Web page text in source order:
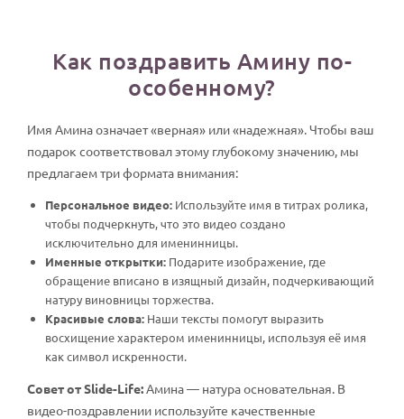
Как поздравить Амину по-
особенному?
Имя Амина означает «верная» или «надежная». Чтобы ваш
подарок соответствовал этому глубокому значению, мы
предлагаем три формата внимания:
Персональное видео: Используйте имя в титрах ролика,
чтобы подчеркнуть, что это видео создано
исключительно для именинницы.
Именные открытки: Подарите изображение, где
обращение вписано в изящный дизайн, подчеркивающий
натуру виновницы торжества.
Красивые слова: Наши тексты помогут выразить
восхищение характером именинницы, используя её имя
как символ искренности.
Совет от Slide-Life:Амина — натура основательная. В
видео-поздравлении используйте качественные